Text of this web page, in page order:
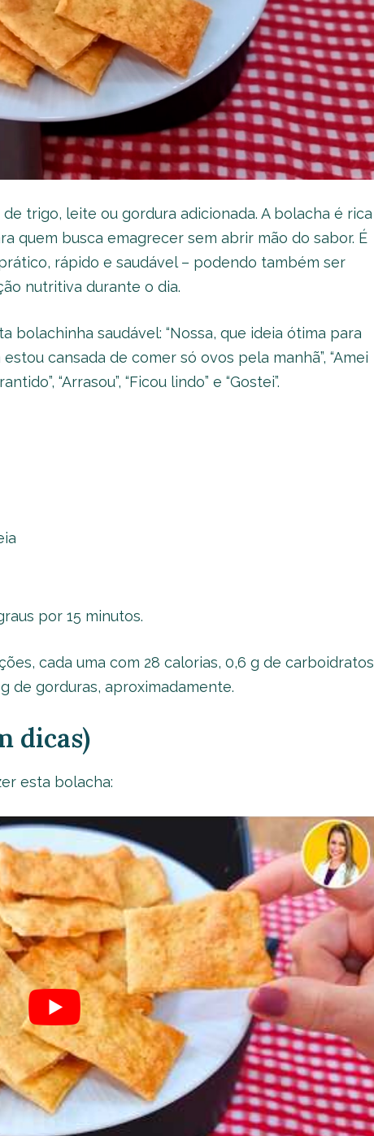
trigo, leite ou gordura adicionada. A bolacha é rica
quem busca emagrecer sem abrir mão do sabor. É
rápido e saudável – podendo também ser
nutritiva durante o dia.
bolachinha saudável: “Nossa, que ideia ótima para
cansada de comer só ovos pela manhã”, “Amei
“Arrasou”, “Ficou lindo” e “Gostei”.
por 15 minutos.
cada uma com 28 calorias, 0,6 g de carboidratos
de gorduras, aproximadamente.
dicas)
esta bolacha: